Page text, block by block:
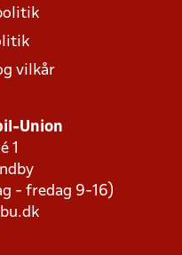
vilkår
Union
1
- fredag 9-16)